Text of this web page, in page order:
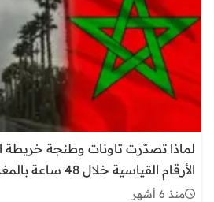
لماذا تصدّرت تاونات وطنجة خريطة
الأرقام القياسية خلال 48 ساعة بالمغرب
منذ 6 أشهر